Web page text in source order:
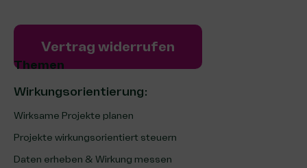
Vertrag widerrufen
Themen
Wirkungsorientierung:
Wirksame Projekte planen
Projekte wirkungsorientiert steuern
Daten erheben & Wirkung messen